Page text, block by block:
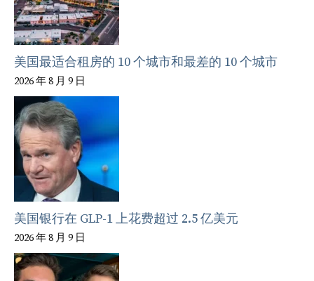
美国最适合租房的 10 个城市和最差的 10 个城市
2026 年 8 月 9 日
美国银行在 GLP-1 上花费超过 2.5 亿美元
2026 年 8 月 9 日